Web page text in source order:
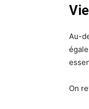
Au-
On